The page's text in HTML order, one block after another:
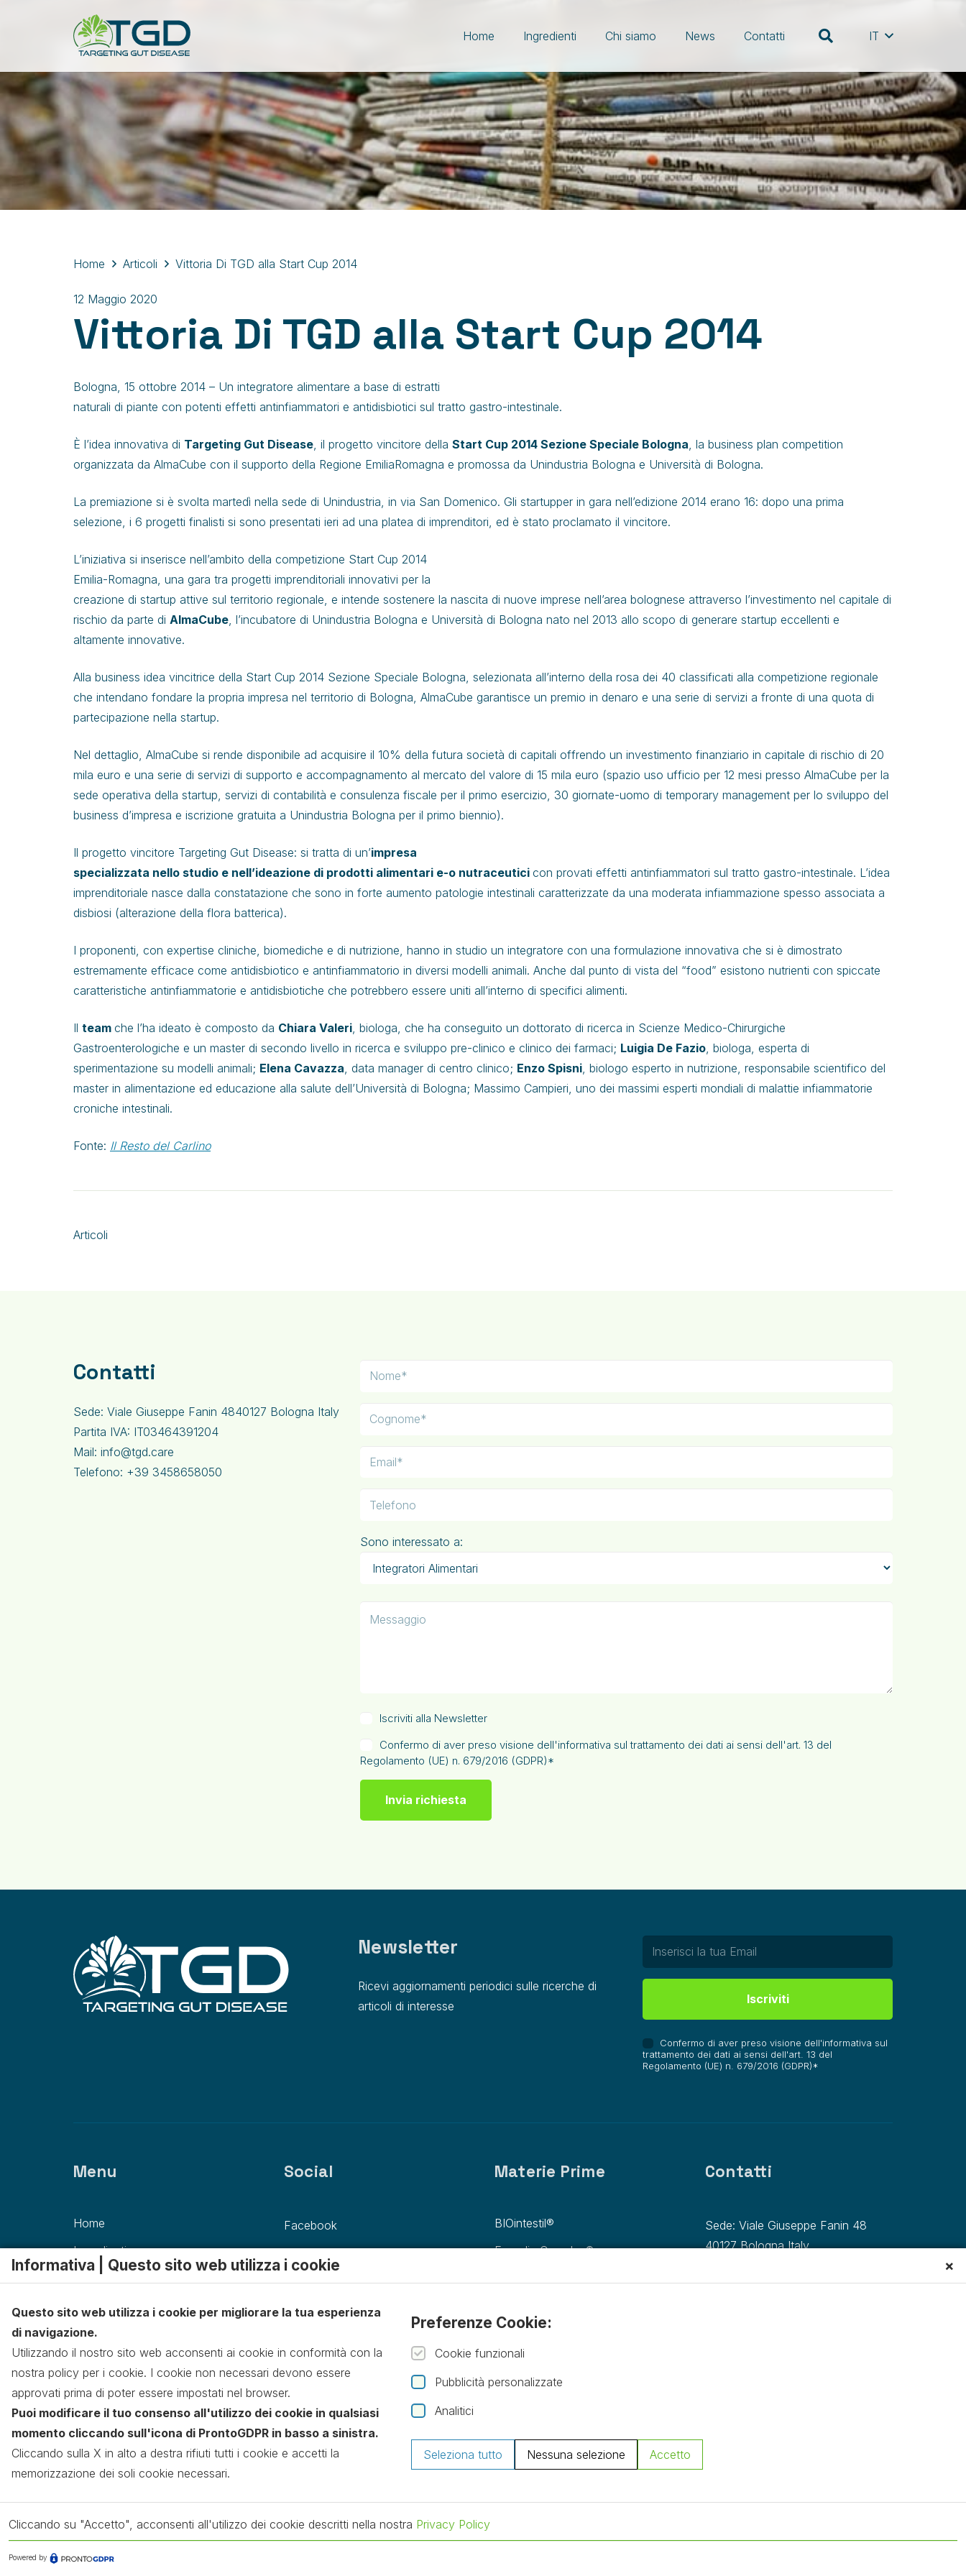
Home Ingredienti Chi siamo News Contatti IT
Home Articoli Vittoria Di TGD alla Start Cup 2014
12 Maggio 2020
Vittoria Di TGD alla Start Cup 2014
Bologna, 15 ottobre 2014 – Un integratore alimentare a base di estratti
naturali di piante con potenti effetti antinfiammatori e antidisbiotici sul tratto gastro-intestinale.
È l’idea innovativa di Targeting Gut Disease, il progetto vincitore della Start Cup 2014 Sezione Speciale Bologna, la business plan competition
organizzata da AlmaCube con il supporto della Regione EmiliaRomagna e promossa da Unindustria Bologna e Università di Bologna.
La premiazione si è svolta martedì nella sede di Unindustria, in via San Domenico. Gli startupper in gara nell’edizione 2014 erano 16: dopo una prima
selezione, i 6 progetti finalisti si sono presentati ieri ad una platea di imprenditori, ed è stato proclamato il vincitore.
L’iniziativa si inserisce nell’ambito della competizione Start Cup 2014
Emilia-Romagna, una gara tra progetti imprenditoriali innovativi per la
creazione di startup attive sul territorio regionale, e intende sostenere la nascita di nuove imprese nell’area bolognese attraverso l’investimento nel capitale di
rischio da parte di AlmaCube, l’incubatore di Unindustria Bologna e Università di Bologna nato nel 2013 allo scopo di generare startup eccellenti e
altamente innovative.
Alla business idea vincitrice della Start Cup 2014 Sezione Speciale Bologna, selezionata all’interno della rosa dei 40 classificati alla competizione regionale
che intendano fondare la propria impresa nel territorio di Bologna, AlmaCube garantisce un premio in denaro e una serie di servizi a fronte di una quota di
partecipazione nella startup.
Nel dettaglio, AlmaCube si rende disponibile ad acquisire il 10% della futura società di capitali offrendo un investimento finanziario in capitale di rischio di 20
mila euro e una serie di servizi di supporto e accompagnamento al mercato del valore di 15 mila euro (spazio uso ufficio per 12 mesi presso AlmaCube per la
sede operativa della startup, servizi di contabilità e consulenza fiscale per il primo esercizio, 30 giornate-uomo di temporary management per lo sviluppo del
business d’impresa e iscrizione gratuita a Unindustria Bologna per il primo biennio).
Il progetto vincitore Targeting Gut Disease: si tratta di un’impresa
specializzata nello studio e nell’ideazione di prodotti alimentari e-o nutraceutici con provati effetti antinfiammatori sul tratto gastro-intestinale. L’idea
imprenditoriale nasce dalla constatazione che sono in forte aumento patologie intestinali caratterizzate da una moderata infiammazione spesso associata a
disbiosi (alterazione della flora batterica).
I proponenti, con expertise cliniche, biomediche e di nutrizione, hanno in studio un integratore con una formulazione innovativa che si è dimostrato
estremamente efficace come antidisbiotico e antinfiammatorio in diversi modelli animali. Anche dal punto di vista del “food” esistono nutrienti con spiccate
caratteristiche antinfiammatorie e antidisbiotiche che potrebbero essere uniti all’interno di specifici alimenti.
Il team che l’ha ideato è composto da Chiara Valeri, biologa, che ha conseguito un dottorato di ricerca in Scienze Medico-Chirurgiche
Gastroenterologiche e un master di secondo livello in ricerca e sviluppo pre-clinico e clinico dei farmaci; Luigia De Fazio, biologa, esperta di
sperimentazione su modelli animali; Elena Cavazza, data manager di centro clinico; Enzo Spisni, biologo esperto in nutrizione, responsabile scientifico del
master in alimentazione ed educazione alla salute dell’Università di Bologna; Massimo Campieri, uno dei massimi esperti mondiali di malattie infiammatorie
croniche intestinali.
Fonte: Il Resto del Carlino
Articoli
Contatti
Sede: Viale Giuseppe Fanin 4840127 Bologna Italy
Partita IVA: IT03464391204
Mail: info@tgd.care
Telefono: +39 3458658050
Sono interessato a:
Iscriviti alla Newsletter
Confermo di aver preso visione dell'informativa sul trattamento dei dati ai sensi dell'art. 13 del
Regolamento (UE) n. 679/2016 (GDPR)*
Newsletter
Ricevi aggiornamenti periodici sulle ricerche di
articoli di interesse
Confermo di aver preso visione dell'informativa sul
trattamento dei dati ai sensi dell'art. 13 del
Regolamento (UE) n. 679/2016 (GDPR)*
Menu
Home
Ingredienti
Chi siamo
News
Contatti
Social
Facebook
Instagram
LinkedIn
Materie Prime
BIOintestil®
Eugedin Complex®
Limenorm®
Contatti
Sede: Viale Giuseppe Fanin 48
40127 Bologna Italy
©2026 TGD – TARGETING GUT DISEASE S.R.L – ALL RIGHT RESERVED. P.IVA: 03464391204 –Privacy Policy
Email:info@tgd.care – Telefono: +39 3458658050
Informativa | Questo sito web utilizza i cookie ×
Questo sito web utilizza i cookie per migliorare la tua esperienza
di navigazione.
Utilizzando il nostro sito web acconsenti ai cookie in conformità con la
nostra policy per i cookie. I cookie non necessari devono essere
approvati prima di poter essere impostati nel browser.
Puoi modificare il tuo consenso all'utilizzo dei cookie in qualsiasi
momento cliccando sull'icona di ProntoGDPR in basso a sinistra.
Cliccando sulla X in alto a destra rifiuti tutti i cookie e accetti la
memorizzazione dei soli cookie necessari.
Preferenze Cookie:
Cookie funzionali
Pubblicità personalizzate
Analitici
Seleziona tutto Nessuna selezione Accetto
Cliccando su "Accetto", acconsenti all'utilizzo dei cookie descritti nella nostra Privacy Policy
Powered by